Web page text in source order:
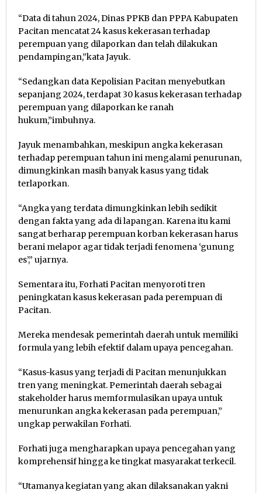
“Data di tahun 2024, Dinas PPKB dan PPPA Kabupaten
Pacitan mencatat 24 kasus kekerasan terhadap
perempuan yang dilaporkan dan telah dilakukan
pendampingan,”kata Jayuk.
“Sedangkan data Kepolisian Pacitan menyebutkan
sepanjang 2024, terdapat 30 kasus kekerasan terhadap
perempuan yang dilaporkan ke ranah
hukum,”imbuhnya.
Jayuk menambahkan, meskipun angka kekerasan
terhadap perempuan tahun ini mengalami penurunan,
dimungkinkan masih banyak kasus yang tidak
terlaporkan.
“Angka yang terdata dimungkinkan lebih sedikit
dengan fakta yang ada di lapangan. Karena itu kami
sangat berharap perempuan korban kekerasan harus
berani melapor agar tidak terjadi fenomena ‘gunung
es’,” ujarnya.
Sementara itu, Forhati Pacitan menyoroti tren
peningkatan kasus kekerasan pada perempuan di
Pacitan.
Mereka mendesak pemerintah daerah untuk memiliki
formula yang lebih efektif dalam upaya pencegahan.
“Kasus-kasus yang terjadi di Pacitan menunjukkan
tren yang meningkat. Pemerintah daerah sebagai
stakeholder harus memformulasikan upaya untuk
menurunkan angka kekerasan pada perempuan,”
ungkap perwakilan Forhati.
Forhati juga mengharapkan upaya pencegahan yang
komprehensif hingga ke tingkat masyarakat terkecil.
“Utamanya kegiatan yang akan dilaksanakan yakni